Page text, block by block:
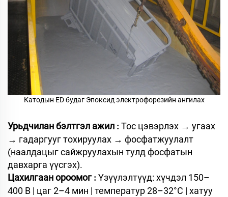
Катодын ED будаг Эпоксид электрофорезийн ангилах
Урьдчилан бэлтгэл ажил : Тос цэвэрлэх → угаах
→ гадаргууг тохируулах → фосфатжуулалт
(наалдацыг сайжруулахын тулд фосфатын
давхарга үүсгэх).
Цахилгаан ороомог: Үзүүлэлтүүд: хүчдэл 150–
400 В | цаг 2–4 мин | температур 28–32°C | хатуу